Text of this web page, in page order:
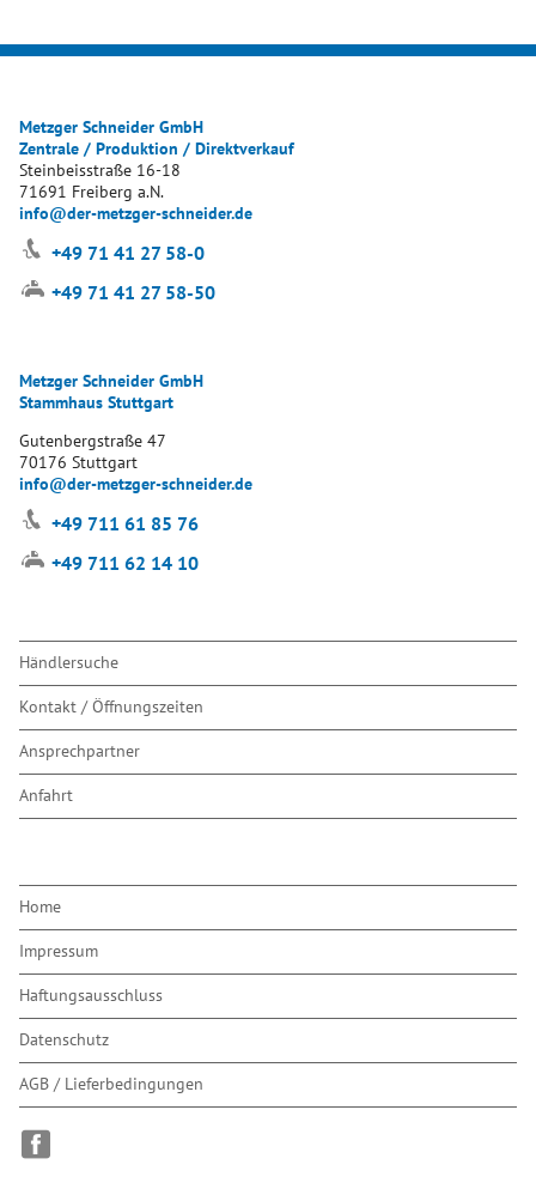
Metzger Schneider GmbH
Zentrale / Produktion / Direktverkauf
Steinbeisstraße 16-18
71691 Freiberg a.N.
info@der-metzger-schneider.de
+49 71 41 27 58-0
+49 71 41 27 58-50
Metzger Schneider GmbH
Stammhaus Stuttgart
Gutenbergstraße 47
70176 Stuttgart
info@der-metzger-schneider.de
+49 711 61 85 76
+49 711 62 14 10
Navigation
Händlersuche
Kontakt / Öffnungszeiten
Ansprechpartner
Anfahrt
Navigation
Home
Impressum
Haftungsausschluss
Datenschutz
AGB / Lieferbedingungen